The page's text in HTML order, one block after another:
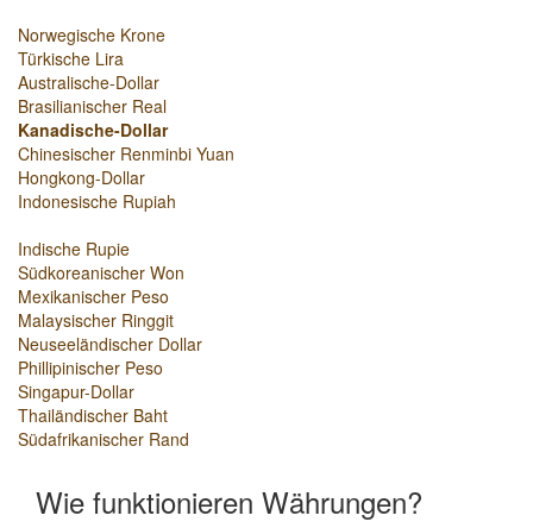
Norwegische Krone
Türkische Lira
Australische-Dollar
Brasilianischer Real
Kanadische-Dollar
Chinesischer Renminbi Yuan
Hongkong-Dollar
Indonesische Rupiah
Indische Rupie
Südkoreanischer Won
Mexikanischer Peso
Malaysischer Ringgit
Neuseeländischer Dollar
Phillipinischer Peso
Singapur-Dollar
Thailändischer Baht
Südafrikanischer Rand
Wie funktionieren Währungen?